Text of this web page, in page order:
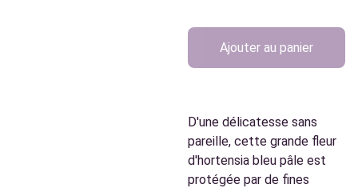
Ajouter au panier
D'une délicatesse sans
pareille, cette grande fleur
d'hortensia bleu pâle est
protégée par de fines